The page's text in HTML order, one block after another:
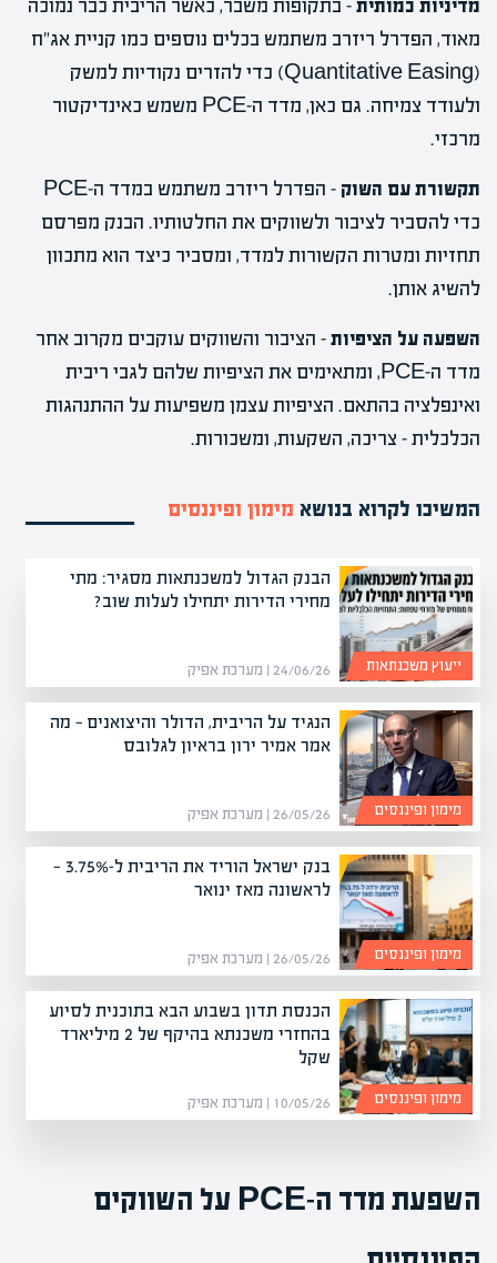
מדיניות כמותית– בתקופות משבר, כאשר הריבית כבר נמוכה
מאוד, הפדרל ריזרב משתמש בכלים נוספים כמו קניית אג"ח
(Quantitative Easing) כדי להזרים נקודיות למשק
ולעודד צמיחה. גם כאן, מדד ה-PCE משמש כאינדיקטור
מרכזי.
תקשורת עם השוק
– הפדרל ריזרב משתמש במדד ה-PCE
כדי להסביר לציבור ולשווקים את החלטותיו. הבנק מפרסם
תחזיות ומטרות הקשורות למדד, ומסביר כיצד הוא מתכוון
להשיג אותן.
השפעה על הציפיות– הציבור והשווקים עוקבים מקרוב אחר
מדד ה-PCE, ומתאימים את הציפיות שלהם לגבי ריבית
ואינפלציה בהתאם. הציפיות עצמן משפיעות על ההתנהגות
הכלכלית – צריכה, השקעות, ומשכורות.
המשיכו לקרוא בנושא מימון ופיננסים
הבנק הגדול למשכנתאות מסגיר: מתי
מחירי הדירות יתחילו לעלות שוב?
24/06/26 | מערכת אפיק ייעוץ משכנתאות
הנגיד על הריבית, הדולר והיצואנים — מה
אמר אמיר ירון בראיון לגלובס
26/05/26 | מערכת אפיק מימון ופיננסים
בנק ישראל הוריד את הריבית ל-3.75% —
לראשונה מאז ינואר
26/05/26 | מערכת אפיק מימון ופיננסים
הכנסת תדון בשבוע הבא בתוכנית לסיוע
בהחזרי משכנתא בהיקף של 2 מיליארד
שקל
10/05/26 | מערכת אפיק מימון ופיננסים
השפעת מדד ה-PCE על השווקים